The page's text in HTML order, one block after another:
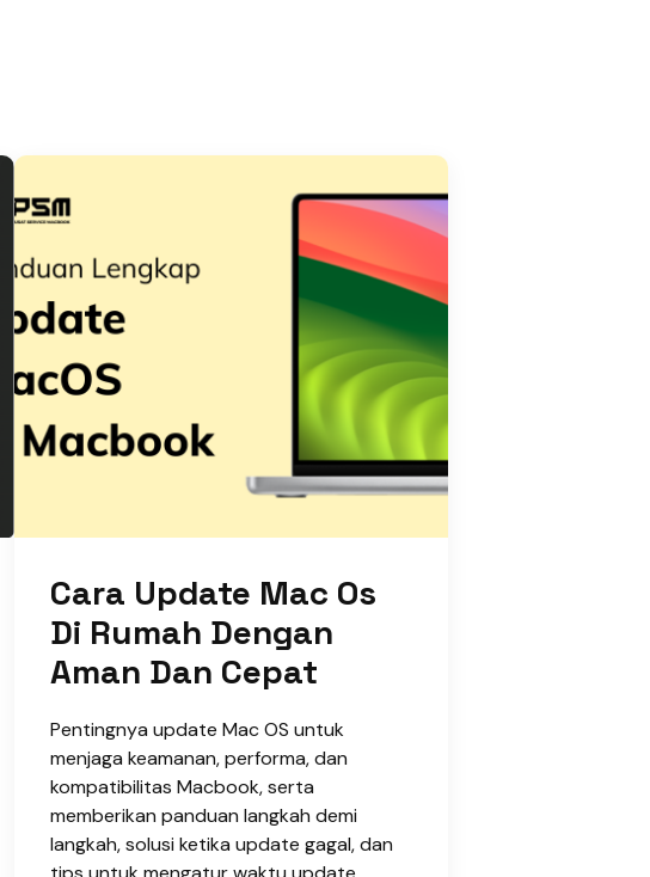
Cara Update Mac Os
Di Rumah Dengan
Aman Dan Cepat
Pentingnya update Mac OS untuk
menjaga keamanan, performa, dan
kompatibilitas Macbook, serta
memberikan panduan langkah demi
langkah, solusi ketika update gagal, dan